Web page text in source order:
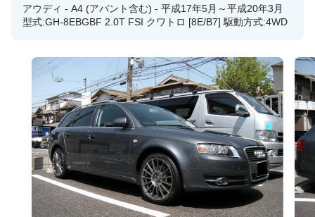
アウディ - A4 (アバント含む) - 平成17年5月～平成20年3月
型式:GH-8EBGBF 2.0T FSI クワトロ [8E/B7] 駆動方式:4WD